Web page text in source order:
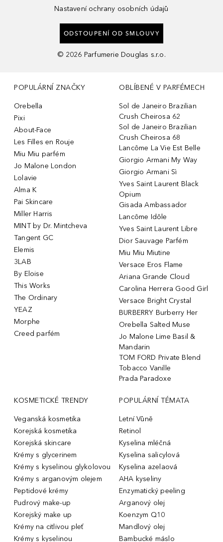
Nastavení ochrany osobních údajů
ODSTOUPENÍ OD SMLOUVY
© 2026 Parfumerie Douglas s.r.o.
POPULÁRNÍ ZNAČKY
Orebella
Pixi
About-Face
Les Filles en Rouje
Miu Miu parfém
Jo Malone London
Lolavie
Alma K
Pai Skincare
Miller Harris
MINT by Dr. Mintcheva
Tangent GC
Elemis
3LAB
By Eloise
This Works
The Ordinary
YEAZ
Morphe
Creed parfém
OBLÍBENÉ V PARFÉMECH
Sol de Janeiro Brazilian
Crush Cheirosa 62
Sol de Janeiro Brazilian
Crush Cheirosa 68
Lancôme La Vie Est Belle
Giorgio Armani My Way
Giorgio Armani Sì
Yves Saint Laurent Black
Opium
Gisada Ambassador
Lancôme Idôle
Yves Saint Laurent Libre
Dior Sauvage Parfém
Miu Miu Miutine
Versace Eros Flame
Ariana Grande Cloud
Carolina Herrera Good Girl
Versace Bright Crystal
BURBERRY Burberry Her
Orebella Salted Muse
Jo Malone Lime Basil &
Mandarin
TOM FORD Private Blend
Tobacco Vanille
Prada Paradoxe
KOSMETICKÉ TRENDY
Veganská kosmetika
Korejská kosmetika
Korejská skincare
Krémy s glycerinem
Krémy s kyselinou glykolovou
Krémy s arganovým olejem
Peptidové krémy
Pudrový make-up
Korejský make up
Krémy na citlivou pleť
Krémy s kyselinou
POPULÁRNÍ TÉMATA
Letní Vůně
Retinol
Kyselina mléčná
Kyselina salicylová
Kyselina azelaová
AHA kyseliny
Enzymatický peeling
Arganový olej
Koenzym Q10
Mandlový olej
Bambucké máslo